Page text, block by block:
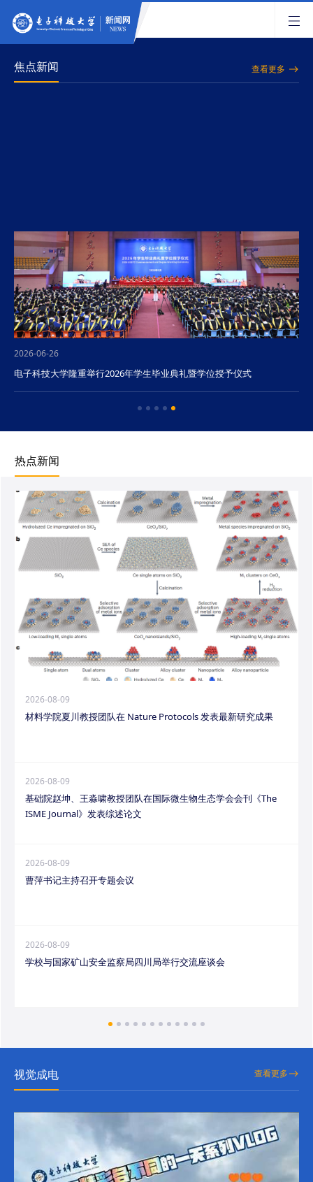
焦点新闻 查看更多
2026-06-26
电子科技大学隆重举行2026年学生毕业典礼暨学位授予仪式
热点新闻
2026-08-09
材料学院夏川教授团队在 Nature Protocols 发表最新研究成果
2026-08-09
基础院赵坤、王淼啸教授团队在国际微生物生态学会会刊《The
ISME Journal》发表综述论文
2026-08-09
曹萍书记主持召开专题会议
2026-08-09
学校与国家矿山安全监察局四川局举行交流座谈会
视觉成电 查看更多